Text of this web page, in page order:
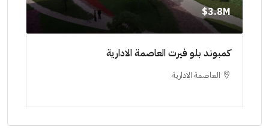
3.8M$
كمبوند بلو فيرت العاصمة الادارية
العاصمة الادارية